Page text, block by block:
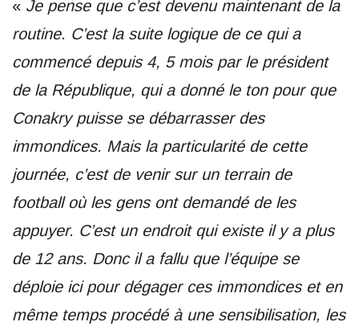
« Je pense que c’est devenu maintenant de la
routine. C’est la suite logique de ce qui a
commencé depuis 4, 5 mois par le président
de la République, qui a donné le ton pour que
Conakry puisse se débarrasser des
immondices. Mais la particularité de cette
journée, c’est de venir sur un terrain de
football où les gens ont demandé de les
appuyer. C’est un endroit qui existe il y a plus
de 12 ans. Donc il a fallu que l’équipe se
déploie ici pour dégager ces immondices et en
même temps procédé à une sensibilisation, les